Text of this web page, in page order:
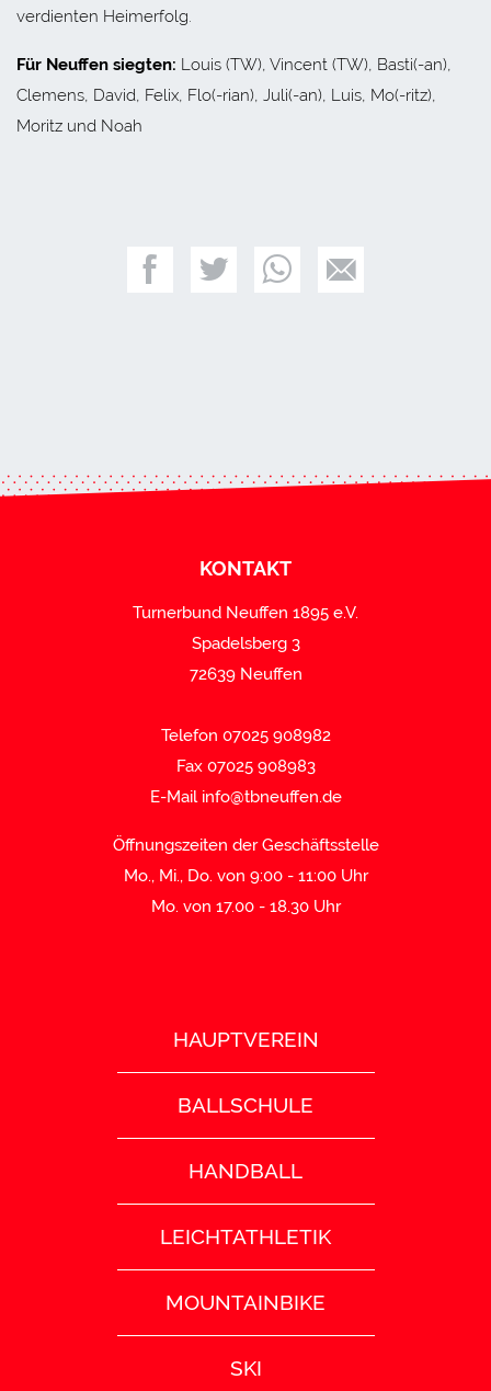
verdienten Heimerfolg.
Für Neuffen siegten: Louis (TW), Vincent (TW), Basti(-an),
Clemens, David, Felix, Flo(-rian), Juli(-an), Luis, Mo(-ritz),
Moritz und Noah
KONTAKT
Turnerbund Neuffen 1895 e.V.
Spadelsberg 3
72639 Neuffen
Telefon 07025 908982
Fax 07025 908983
E-Mail info@tbneuffen.de
Öffnungszeiten der Geschäftsstelle
Mo., Mi., Do. von 9:00 - 11:00 Uhr
Mo. von 17.00 - 18.30 Uhr
HAUPTVEREIN
BALLSCHULE
HANDBALL
LEICHTATHLETIK
MOUNTAINBIKE
SKI